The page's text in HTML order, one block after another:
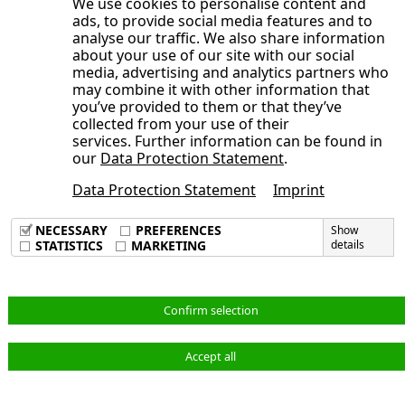
ads, to provide social media features and to
analyse our traffic. We also share information
about your use of our site with our social
media, advertising and analytics partners who
may combine it with other information that
you’ve provided to them or that they’ve
collected from your use of their
services. Further information can be found in
our Data Protection Statement.
Data Protection Statement
Imprint
NECESSARY
PREFERENCES
STATISTICS
MARKETING
Show
details
Confirm selection
Accept all
Herausgeber
Kontakt
Ansprechpartner Investor
Relations
Gestaltung und Realisierung
Redaktion
Veröffentlichungsdatum
Imprint
Data Privacy Policy
Terms & Conditions
Deutsch
© NORMA Group 2026